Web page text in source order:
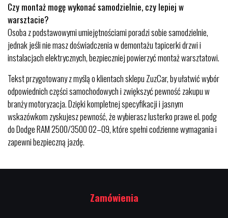
Czy montaż mogę wykonać samodzielnie, czy lepiej w
warsztacie?
Osoba z podstawowymi umiejętnościami poradzi sobie samodzielnie,
jednak jeśli nie masz doświadczenia w demontażu tapicerki drzwi i
instalacjach elektrycznych, bezpieczniej powierzyć montaż warsztatowi.
Tekst przygotowany z myślą o klientach sklepu ZuzCar, by ułatwić wybór
odpowiednich części samochodowych i zwiększyć pewność zakupu w
branży motoryzacja. Dzięki kompletnej specyfikacji i jasnym
wskazówkom zyskujesz pewność, że wybierasz lusterko prawe el. podg
do Dodge RAM 2500/3500 02–09, które spełni codzienne wymagania i
zapewni bezpieczną jazdę.
Zamówienia